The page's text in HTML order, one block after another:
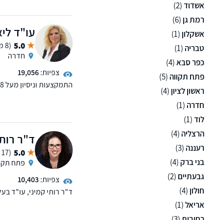
אשדוד(2)
רמת גן (6)
אשקלון (1)
טבריה (1)
כפר סבא(4)
פתח תקווה (5)
ראשון לציון (4)
חדרה (1)
לוד(1)
הרצליה (4)
רעננה (3)
בני ברק(4)
גבעתיים (2)
חולון (4)
אריאל(1)
ננקוט בכדי להגיע
עו"ד
5.0 (8 ממליצים)
חדרה
צפיות:19,056
ד"ר
5.0 (17 ממליצים)
פתח
צפיות:10,403